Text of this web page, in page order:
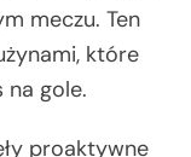
meczu. Ten
które
na gole.
proaktywne